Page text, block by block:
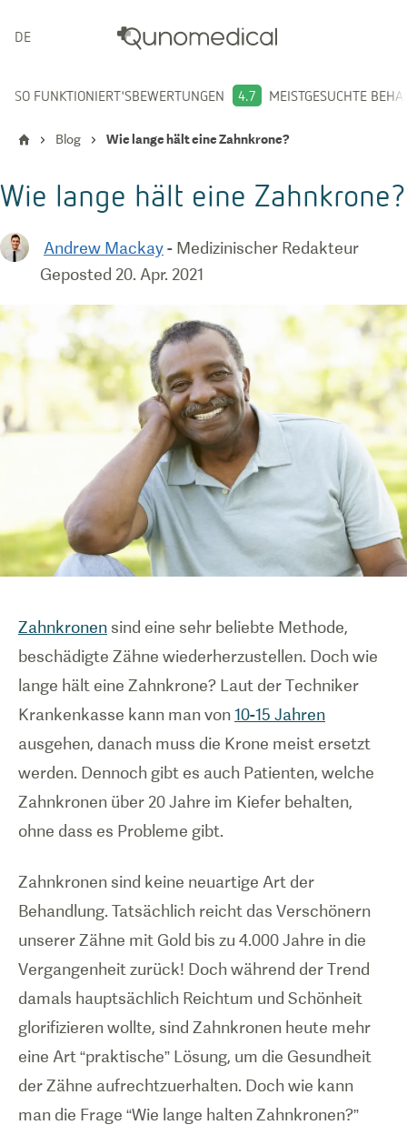
DEUTSCH
SO FUNKTIONIERT'SBEWERTUNGEN 4.7 MEISTGESUCHTE
Blog Wie lange hält eine Zahnkrone?
Wie lange hält eine Zahnkrone?
Andrew Mackay- Medizinischer Redakteur
Geposted 20. Apr. 2021
Zahnkronen sind eine sehr beliebte Methode,
beschädigte Zähne wiederherzustellen. Doch wie
lange hält eine Zahnkrone? Laut der Techniker
Krankenkasse kann man von10-15 Jahren
ausgehen, danach muss die Krone meist ersetzt
werden. Dennoch gibt es auch Patienten, welche
Zahnkronen über 20 Jahre im Kiefer behalten,
ohne dass es Probleme gibt.
Zahnkronen sind keine neuartige Art der
Behandlung. Tatsächlich reicht das Verschönern
unserer Zähne mit Gold bis zu 4.000 Jahre in die
Vergangenheit zurück! Doch während der Trend
damals hauptsächlich Reichtum und Schönheit
glorifizieren wollte, sind Zahnkronen heute mehr
eine Art “praktische” Lösung, um die Gesundheit
der Zähne aufrechtzuerhalten. Doch wie kann
man die Frage “Wie lange halten Zahnkronen?”